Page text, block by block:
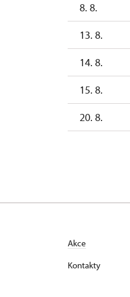
8. 8.
13. 8.
14. 8.
15. 8.
20. 8.
Akce
Kontakty